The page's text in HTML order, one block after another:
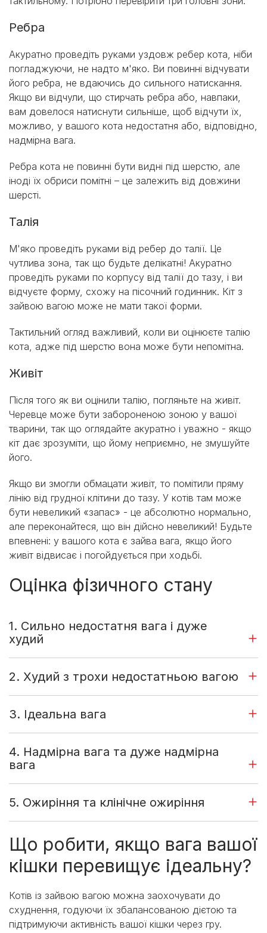
Ребра
Акуратно проведіть руками уздовж ребер кота, ніби
погладжуючи, не надто м'яко. Ви повинні відчувати
його ребра, не вдаючись до сильного натискання.
Якщо ви відчули, що стирчать ребра або, навпаки,
вам довелося натиснути сильніше, щоб відчути їх,
можливо, у вашого кота недостатня або, відповідно,
надмірна вага.
Ребра кота не повинні бути видні під шерстю, але
іноді їх обриси помітні – це залежить від довжини
шерсті.
Талія
М'яко проведіть руками від ребер до талії. Це
чутлива зона, так що будьте делікатні! Акуратно
проведіть руками по корпусу від талії до тазу, і ви
відчуєте форму, схожу на пісочний годинник. Кіт з
зайвою вагою може не мати такої форми.
Тактильний огляд важливий, коли ви оцінюєте талію
кота, адже під шерстю вона може бути непомітна.
Живіт
Після того як ви оцінили талію, погляньте на живіт.
Черевце може бути забороненою зоною у вашої
тварини, так що оглядайте акуратно і уважно - якщо
кіт дає зрозуміти, що йому неприємно, не змушуйте
його.
Якщо ви змогли обмацати живіт, то помітили пряму
лінію від грудної клітини до тазу. У котів там може
бути невеликий «запас» - це абсолютно нормально,
але переконайтеся, що він дійсно невеликий! Будьте
впевнені: у вашого кота є зайва вага, якщо його
живіт відвисає і погойдується при ходьбі.
Оцінка фізичного стану
1. Сильно недостатня вага і дуже
худий
2. Худий з трохи недостатньою вагою
3. Ідеальна вага
4. Надмірна вага та дуже надмірна
вага
5. Ожиріння та клінічне ожиріння
Що робити, якщо вага вашої
кішки перевищує ідеальну?
Котів із зайвою вагою можна заохочувати до
схуднення, годуючи їх збалансованою дієтою та
підтримуючи активність вашої кішки через гру.